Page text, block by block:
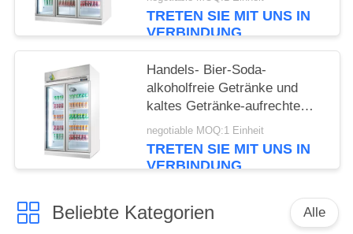
TRETEN SIE MIT UNS IN
VERBINDUNG
Handels- Bier-Soda-
alkoholfreie Getränke und
kaltes Getränke-aufrechte
Anzeigen-Kühlvorrichtungen
mit 2 Glas-Front Door
negotiable MOQ:1 Einheit
TRETEN SIE MIT UNS IN
VERBINDUNG
Beliebte Kategorien Alle